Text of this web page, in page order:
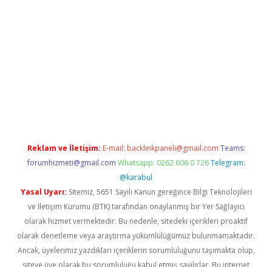
Reklam ve İletişim: E-mail: backlinkpaneli@gmail.com Teams:
forumhizmeti@gmail.com Whatsapp: 0262 606 0 726 Telegram:
@karabul
Yasal Uyarı: Sitemiz, 5651 Sayılı Kanun gereğince Bilgi Teknolojileri
ve İletişim Kurumu (BTK) tarafından onaylanmış bir Yer Sağlayıcı
olarak hizmet vermektedir. Bu nedenle, sitedeki içerikleri proaktif
olarak denetleme veya araştırma yükümlülüğümüz bulunmamaktadır.
Ancak, üyelerimiz yazdıkları içeriklerin sorumluluğunu taşımakta olup,
siteye üye olarak bu sorumluluğu kabul etmiş sayılırlar. Bu internet